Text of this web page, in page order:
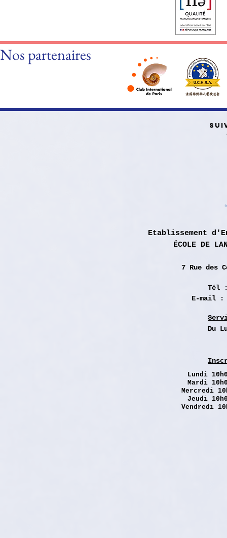
Nos partenaires
Etablissement
ÉCOLE DE
7 Rue des
Tél
E-mail
Du
Lundi
Mardi
Mercredi
Jeudi
Vendredi